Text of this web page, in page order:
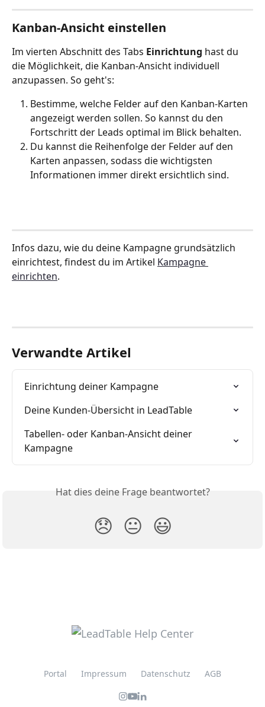
Kanban-Ansicht einstellen
Im vierten Abschnitt des Tabs Einrichtung hast du
die Möglichkeit, die Kanban-Ansicht individuell
anzupassen. So geht's:
Bestimme, welche Felder auf den Kanban-Karten
angezeigt werden sollen. So kannst du den
Fortschritt der Leads optimal im Blick behalten.
Du kannst die Reihenfolge der Felder auf den
Karten anpassen, sodass die wichtigsten
Informationen immer direkt ersichtlich sind.
Infos dazu, wie du deine Kampagne grundsätzlich
einrichtest, findest du im Artikel Kampagne
einrichten.
Verwandte Artikel
Einrichtung deiner Kampagne
Deine Kunden-Übersicht in LeadTable
Tabellen- oder Kanban-Ansicht deiner
Kampagne
Hat dies deine Frage beantwortet?
😞 😐 😃
Portal Impressum Datenschutz AGB